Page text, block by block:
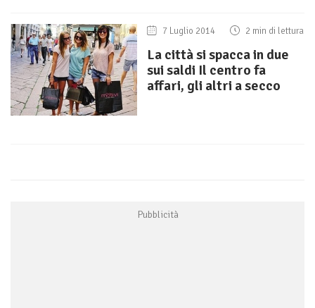
7 Luglio 2014 2 min di lettura
La città si spacca in due
sui saldi Il centro fa
affari, gli altri a secco